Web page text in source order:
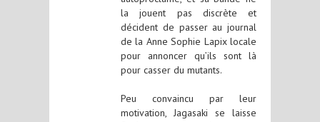
la jouent pas discrète et
décident de passer au journal
de la Anne Sophie Lapix locale
pour annoncer qu’ils sont là
pour casser du mutants.
Peu convaincu par leur
motivation, Jagasaki se laisse